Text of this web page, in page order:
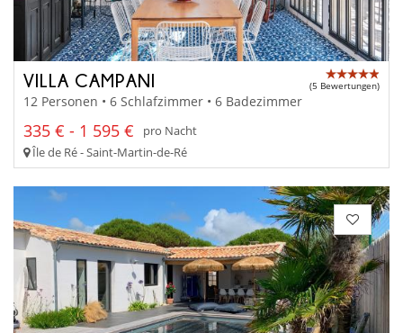
VILLA CAMPANI (5 Bewertungen)
12 Personen • 6 Schlafzimmer • 6 Badezimmer
335 € - 1 595 €
pro Nacht
Île de Ré - Saint-Martin-de-Ré